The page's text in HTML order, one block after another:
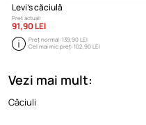
Levi's căciulă
Preț actual:
91,90 LEI
Preț normal:139,90 LEI
Cel mai mic preț:102,90 LEI
Vezi mai mult:
Căciuli